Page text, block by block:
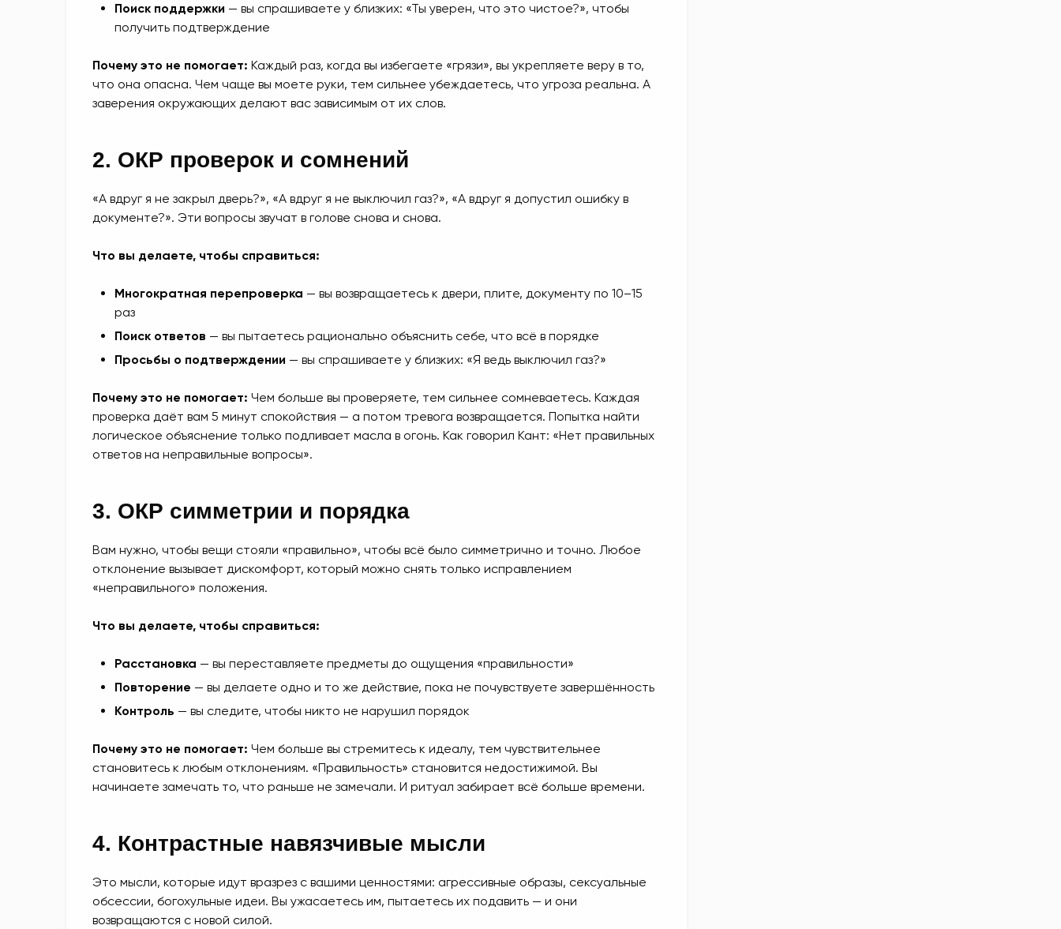
Поиск поддержки — вы спрашиваете у близких: «Ты уверен, что это чистое?», чтобы
получить подтверждение
Почему это не помогает: Каждый раз, когда вы избегаете «грязи», вы укрепляете веру в то,
что она опасна. Чем чаще вы моете руки, тем сильнее убеждаетесь, что угроза реальна. А
заверения окружающих делают вас зависимым от их слов.
2. ОКР проверок и сомнений
«А вдруг я не закрыл дверь?», «А вдруг я не выключил газ?», «А вдруг я допустил ошибку в
документе?». Эти вопросы звучат в голове снова и снова.
Что вы делаете, чтобы справиться:
Многократная перепроверка — вы возвращаетесь к двери, плите, документу по 10–15
раз
Поиск ответов — вы пытаетесь рационально объяснить себе, что всё в порядке
Просьбы о подтверждении — вы спрашиваете у близких: «Я ведь выключил газ?»
Почему это не помогает: Чем больше вы проверяете, тем сильнее сомневаетесь. Каждая
проверка даёт вам 5 минут спокойствия — а потом тревога возвращается. Попытка найти
логическое объяснение только подливает масла в огонь. Как говорил Кант: «Нет правильных
ответов на неправильные вопросы».
3. ОКР симметрии и порядка
Вам нужно, чтобы вещи стояли «правильно», чтобы всё было симметрично и точно. Любое
отклонение вызывает дискомфорт, который можно снять только исправлением
«неправильного» положения.
Что вы делаете, чтобы справиться:
Расстановка — вы переставляете предметы до ощущения «правильности»
Повторение — вы делаете одно и то же действие, пока не почувствуете завершённость
Контроль — вы следите, чтобы никто не нарушил порядок
Почему это не помогает: Чем больше вы стремитесь к идеалу, тем чувствительнее
становитесь к любым отклонениям. «Правильность» становится недостижимой. Вы
начинаете замечать то, что раньше не замечали. И ритуал забирает всё больше времени.
4. Контрастные навязчивые мысли
Это мысли, которые идут вразрез с вашими ценностями: агрессивные образы, сексуальные
обсессии, богохульные идеи. Вы ужасаетесь им, пытаетесь их подавить — и они
возвращаются с новой силой.